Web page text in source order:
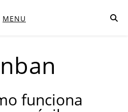
MENU
funciona